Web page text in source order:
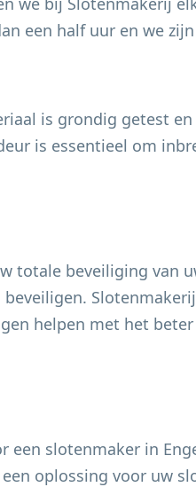
een half uur en we
is grondig getest
is essentieel om
totale beveiliging van
helpen met het
een slotenmaker in
oplossing voor uw